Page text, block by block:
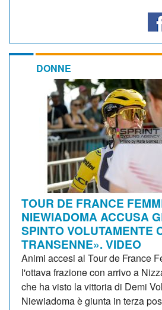
DONNE
TOUR DE FRANCE
NIEWIADOMA ACCUSA
SPINTO VOLUTAMENTE
TRANSENNE». VIDEO
Animi accesi al Tour de France
l'ottava frazione con arrivo a
che ha visto la vittoria di Demi
Niewiadoma è giunta in terza